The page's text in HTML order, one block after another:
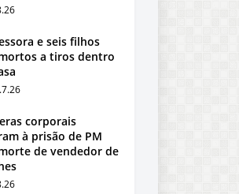
e seis filhos
a tiros dentro
corporais
à prisão de PM
de vendedor de